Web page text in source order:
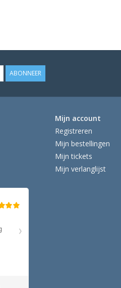
ABONNEER
Mijn account
Registreren
Mijn bestellingen
Mijn tickets
Mijn verlanglijst